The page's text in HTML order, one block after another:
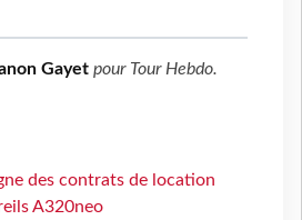
Gayet pour Tour Hebdo.
des contrats de location
A320neo